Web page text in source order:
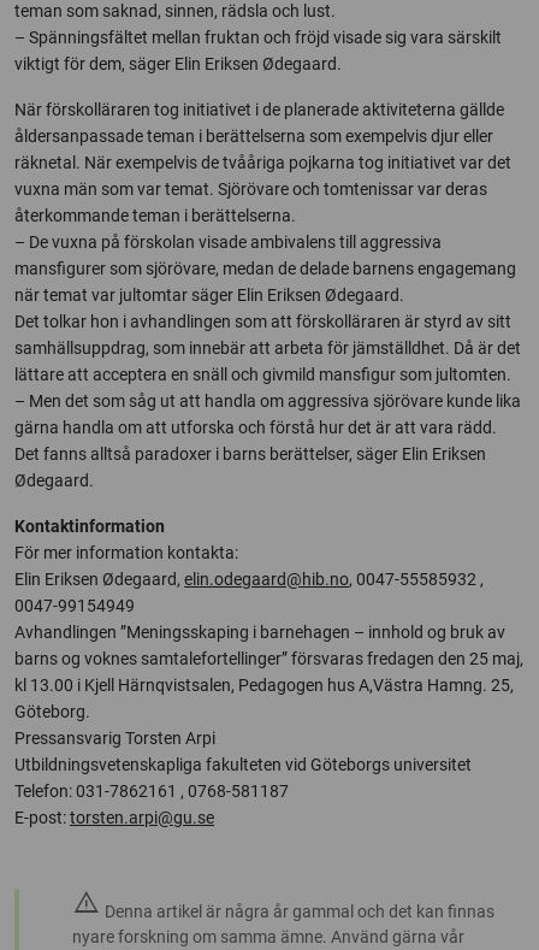
teman som saknad, sinnen, rädsla och lust.
– Spänningsfältet mellan fruktan och fröjd visade sig vara särskilt
viktigt för dem, säger Elin Eriksen Ødegaard.
När förskolläraren tog initiativet i de planerade aktiviteterna gällde
åldersanpassade teman i berättelserna som exempelvis djur eller
räknetal. När exempelvis de tvååriga pojkarna tog initiativet var det
vuxna män som var temat. Sjörövare och tomtenissar var deras
återkommande teman i berättelserna.
– De vuxna på förskolan visade ambivalens till aggressiva
mansfigurer som sjörövare, medan de delade barnens engagemang
när temat var jultomtar säger Elin Eriksen Ødegaard.
Det tolkar hon i avhandlingen som att förskolläraren är styrd av sitt
samhällsuppdrag, som innebär att arbeta för jämställdhet. Då är det
lättare att acceptera en snäll och givmild mansfigur som jultomten.
– Men det som såg ut att handla om aggressiva sjörövare kunde lika
gärna handla om att utforska och förstå hur det är att vara rädd.
Det fanns alltså paradoxer i barns berättelser, säger Elin Eriksen
Ødegaard.
Kontaktinformation
För mer information kontakta:
Elin Eriksen Ødegaard, elin.odegaard@hib.no, 0047-55585932 ,
0047-99154949
Avhandlingen ”Meningsskaping i barnehagen – innhold og bruk av
barns og voknes samtalefortellinger” försvaras fredagen den 25 maj,
kl 13.00 i Kjell Härnqvistsalen, Pedagogen hus A,Västra Hamng. 25,
Göteborg.
Pressansvarig Torsten Arpi
Utbildningsvetenskapliga fakulteten vid Göteborgs universitet
Telefon: 031-7862161 , 0768-581187
E-post:torsten.arpi@gu.se
warning Denna artikel är några år gammal och det kan finnas
nyare forskning om samma ämne. Använd gärna vår